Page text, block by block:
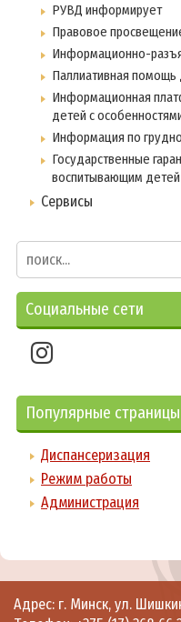
РУВД информирует
Правовое
Информационно-
Паллиативная помощь
Информационная
детей с
Информация по
Государственные
воспитывающим
Сервисы
Социальные сети
Популярные страницы
Диспансеризация
Режим работы
Администрация
Адрес: г. Минск, ул.